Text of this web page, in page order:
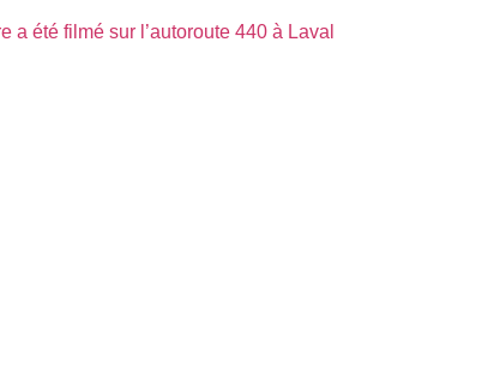
a été filmé sur l’autoroute 440 à Laval